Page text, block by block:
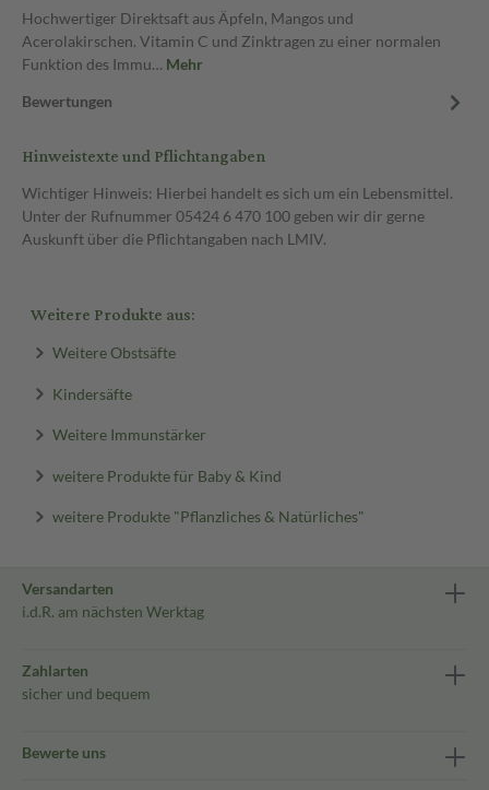
Hochwertiger Direktsaft aus Äpfeln, Mangos und
Acerolakirschen. Vitamin C und Zinktragen zu einer normalen
Funktion des Immu… Mehr
Bewertungen
Hinweistexte und Pflichtangaben
Wichtiger Hinweis: Hierbei handelt es sich um ein Lebensmittel.
Unter der Rufnummer 05424 6 470 100 geben wir dir gerne
Auskunft über die Pflichtangaben nach LMIV.
Weitere Produkte aus:
Weitere Obstsäfte
Kindersäfte
Weitere Immunstärker
weitere Produkte für Baby & Kind
weitere Produkte "Pflanzliches & Natürliches"
Versandarten
i.d.R. am nächsten Werktag
Zahlarten
sicher und bequem
Bewerte uns